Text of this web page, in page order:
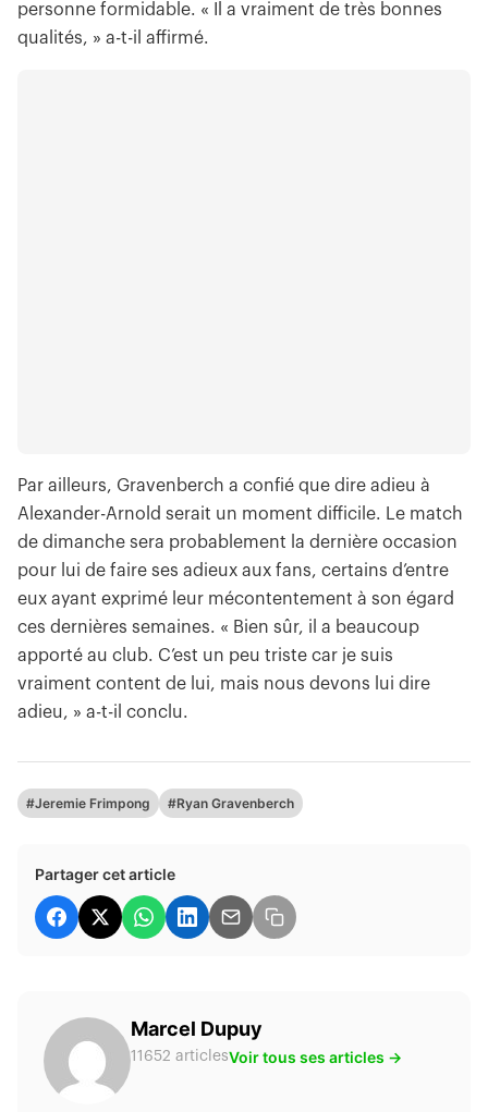
personne formidable. « Il a vraiment de très bonnes
qualités, » a-t-il affirmé.
Par ailleurs, Gravenberch a confié que dire adieu à
Alexander-Arnold serait un moment difficile. Le match
de dimanche sera probablement la dernière occasion
pour lui de faire ses adieux aux fans, certains d’entre
eux ayant exprimé leur mécontentement à son égard
ces dernières semaines. « Bien sûr, il a beaucoup
apporté au club. C’est un peu triste car je suis
vraiment content de lui, mais nous devons lui dire
adieu, » a-t-il conclu.
#Jeremie Frimpong #Ryan Gravenberch
Partager cet article
Marcel Dupuy
11652 articlesVoir tous ses articles →